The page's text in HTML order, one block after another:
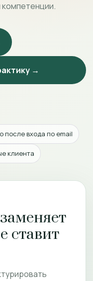
→
после входа по email
клиента
ставит